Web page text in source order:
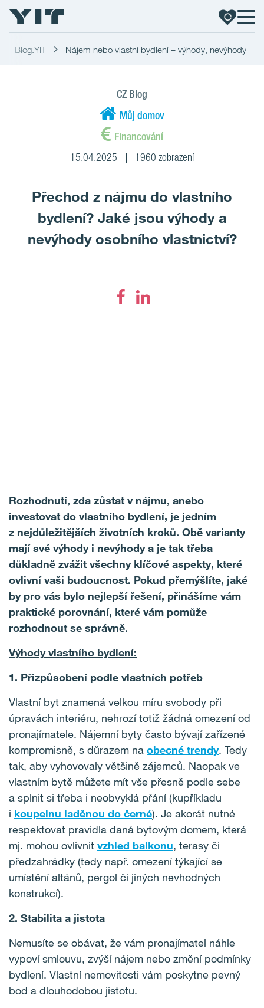
Blog.YIT Nájem nebo vlastní bydlení – výhody, nevýhody
CZ Blog
Můj domov
Financování
15.04.2025 1960 zobrazení
Přechod z nájmu do vlastního
bydlení? Jaké jsou výhody a
nevýhody osobního vlastnictví?
Rozhodnutí, zda zůstat v nájmu, anebo
investovat do vlastního bydlení, je jedním
z nejdůležitějších životních kroků. Obě varianty
mají své výhody i nevýhody a je tak třeba
důkladně zvážit všechny klíčové aspekty, které
ovlivní vaši budoucnost. Pokud přemýšlíte, jaké
by pro vás bylo nejlepší řešení, přinášíme vám
praktické porovnání, které vám pomůže
rozhodnout se správně.
Výhody vlastního bydlení:
1. Přizpůsobení podle vlastních potřeb
Vlastní byt znamená velkou míru svobody při
úpravách interiéru, nehrozí totiž žádná omezení od
pronajímatele. Nájemní byty často bývají zařízené
kompromisně, s důrazem na obecné trendy. Tedy
tak, aby vyhovovaly většině zájemců. Naopak ve
vlastním bytě můžete mít vše přesně podle sebe
a splnit si třeba i neobvyklá přání (kupříkladu
i koupelnu laděnou do černé). Je akorát nutné
respektovat pravidla daná bytovým domem, která
mj. mohou ovlivnit vzhled balkonu, terasy či
předzahrádky (tedy např. omezení týkající se
umístění altánů, pergol či jiných nevhodných
konstrukcí).
2. Stabilita a jistota
Nemusíte se obávat, že vám pronajímatel náhle
vypoví smlouvu, zvýší nájem nebo změní podmínky
bydlení. Vlastní nemovitosti vám poskytne pevný
bod a dlouhodobou jistotu.